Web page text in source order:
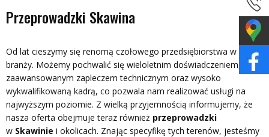
Przeprowadzki Skawina
Od lat cieszymy się renomą czołowego przedsiębiorstwa w
branży. Możemy pochwalić się wieloletnim doświadczeniem,
zaawansowanym zapleczem technicznym oraz wysoko
wykwalifikowaną kadrą, co pozwala nam realizować usługi na
najwyższym poziomie. Z wielką przyjemnością informujemy, że
nasza oferta obejmuje teraz również przeprowadzki
w Skawinie i okolicach. Znając specyfikę tych terenów, jesteśmy